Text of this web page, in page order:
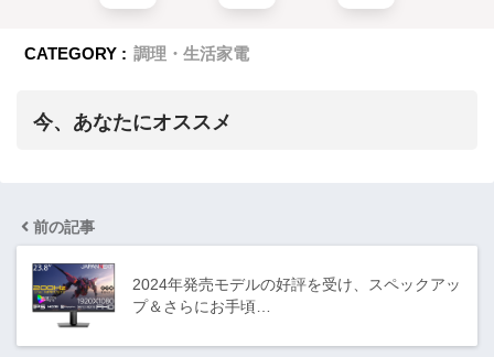
CATEGORY : 調理・生活家電
今、あなたにオススメ
前の記事
2024年発売モデルの好評を受け、スペックアッ
プ＆さらにお手頃…